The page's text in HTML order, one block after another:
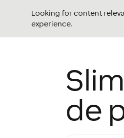
Looking for content
experience.
de